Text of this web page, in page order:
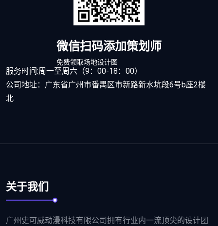
微信扫码添加策划师
免费领取场地设计图
服务时间:周一至周六（9：00-18：00）
公司地址：广东省广州市番禺区市新路新水坑段6号b座2楼
北
关于我们
广州史可威动漫科技有限公司拥有行业内一流顶尖的设计团